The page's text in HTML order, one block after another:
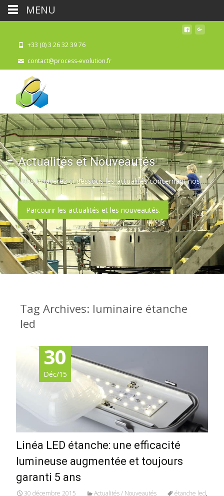
+33 (0) 3 26 32 39 76
contact@process-evolution.fr
Actualités et Nouveautés
Vous trouverez ci-dessous les actualités concernant nos nouveaux produits, les salons auxquels nous ou nos fabricants participent, des informations financières, et des renseignements techniques.
Parcourir les actualités et les nouveautés.
Tag Archives: luminaire étanche
led
30
Déc/15
Linéa LED étanche: une efficacité
lumineuse augmentée et toujours
garanti 5 ans
30 décembre 2015 Actualités / Nouveautés étanche led,
MENU